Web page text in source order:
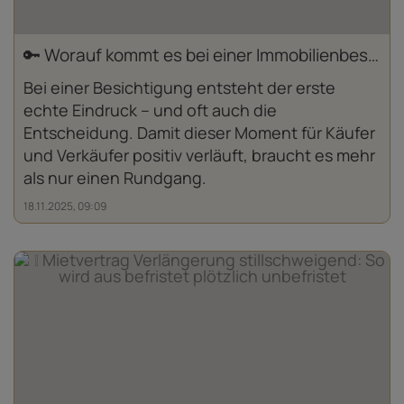
🔑 Worauf kommt es bei einer Immobilien­besichtigung an?
Bei einer Besichtigung entsteht der erste
echte Eindruck – und oft auch die
Entscheidung. Damit dieser Moment für Käufer
und Verkäufer positiv verläuft, braucht es mehr
als nur einen Rundgang.
18.11.2025, 09:09